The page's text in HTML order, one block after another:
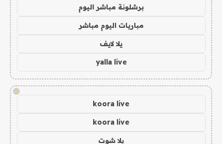
برشلونة مباشر اليوم
مباريات اليوم مباشر
يلا لايف
yalla live
!
koora live
koora live
يلا شوت